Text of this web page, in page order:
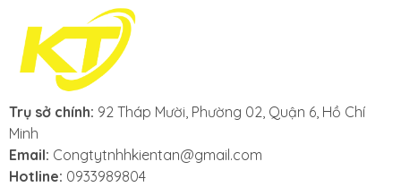
Trụ sở chính: 92 Tháp Mười, Phường 02, Quận 6, Hồ Chí
Minh
Email: Congtytnhhkientan@gmail.com
Hotline: 0933989804